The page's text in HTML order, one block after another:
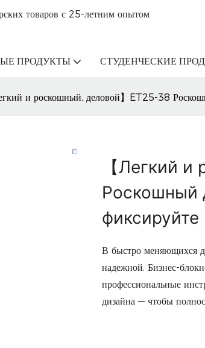
товаров с 25-летним опытом
ПРОДУКТЫ СТУДЕНЧЕСКИЕ
и роскошный, деловой】ET25-38
【Легкий
Роскошный
В быстро меняющихся
надежной. Бизнес-
профессиональные
дизайна — чтобы